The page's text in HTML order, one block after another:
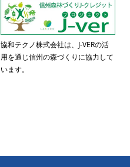
協和テクノ株式会社は、J-VERの活
用を通じ信州の森づくりに協力して
います。